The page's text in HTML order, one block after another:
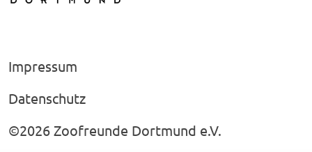
©2026 Zoofreunde Dortmund e.V.
Impressum
Datenschutz